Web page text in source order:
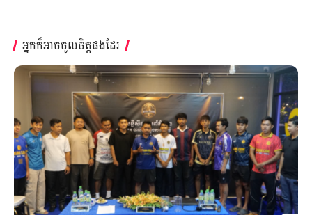
អ្នកក៏អាចចូលចិត្តផងដែរ